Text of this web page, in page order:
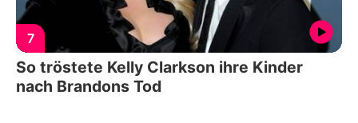
7
So tröstete Kelly Clarkson ihre Kinder
nach Brandons Tod